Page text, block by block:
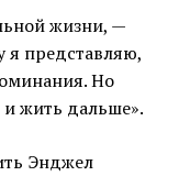
жизни, —
я представляю,
Но
и жить дальше».
Энджел